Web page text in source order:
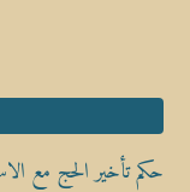
حكم تأخير الحج مع